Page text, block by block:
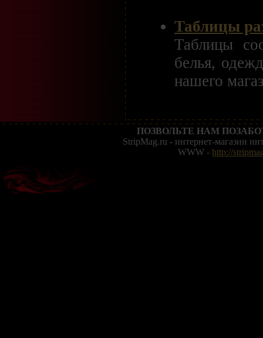
Таблицы
Таблицы
белья,
нашего
ПОЗВОЛЬТЕ НАМ
StripMag.ru - интернет-магазин
WWW - http://